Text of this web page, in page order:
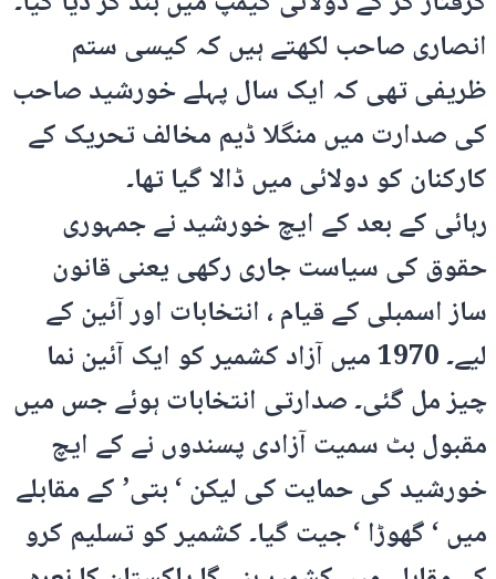
انصاری صاحب لکھتے ہیں کہ کیسی ستم
ظریفی تھی کہ ایک سال پہلے خورشید صاحب
کی صدارت میں منگلا ڈیم مخالف تحریک کے
کارکنان کو دولائی میں ڈالا گیا تھا۔
رہائی کے بعد کے ایچ خورشید نے جمہوری
حقوق کی سیاست جاری رکھی یعنی قانون
ساز اسمبلی کے قیام ، انتخابات اور آئین کے
لیے۔ 1970 میں آزاد کشمیر کو ایک آئین نما
چیز مل گئی۔ صدارتی انتخابات ہوئے جس میں
مقبول بٹ سمیت آزادی پسندوں نے کے ایچ
خورشید کی حمایت کی لیکن ‘ بتی’ کے مقابلے
میں ‘ گھوڑا ‘ جیت گیا۔ کشمیر کو تسلیم کرو